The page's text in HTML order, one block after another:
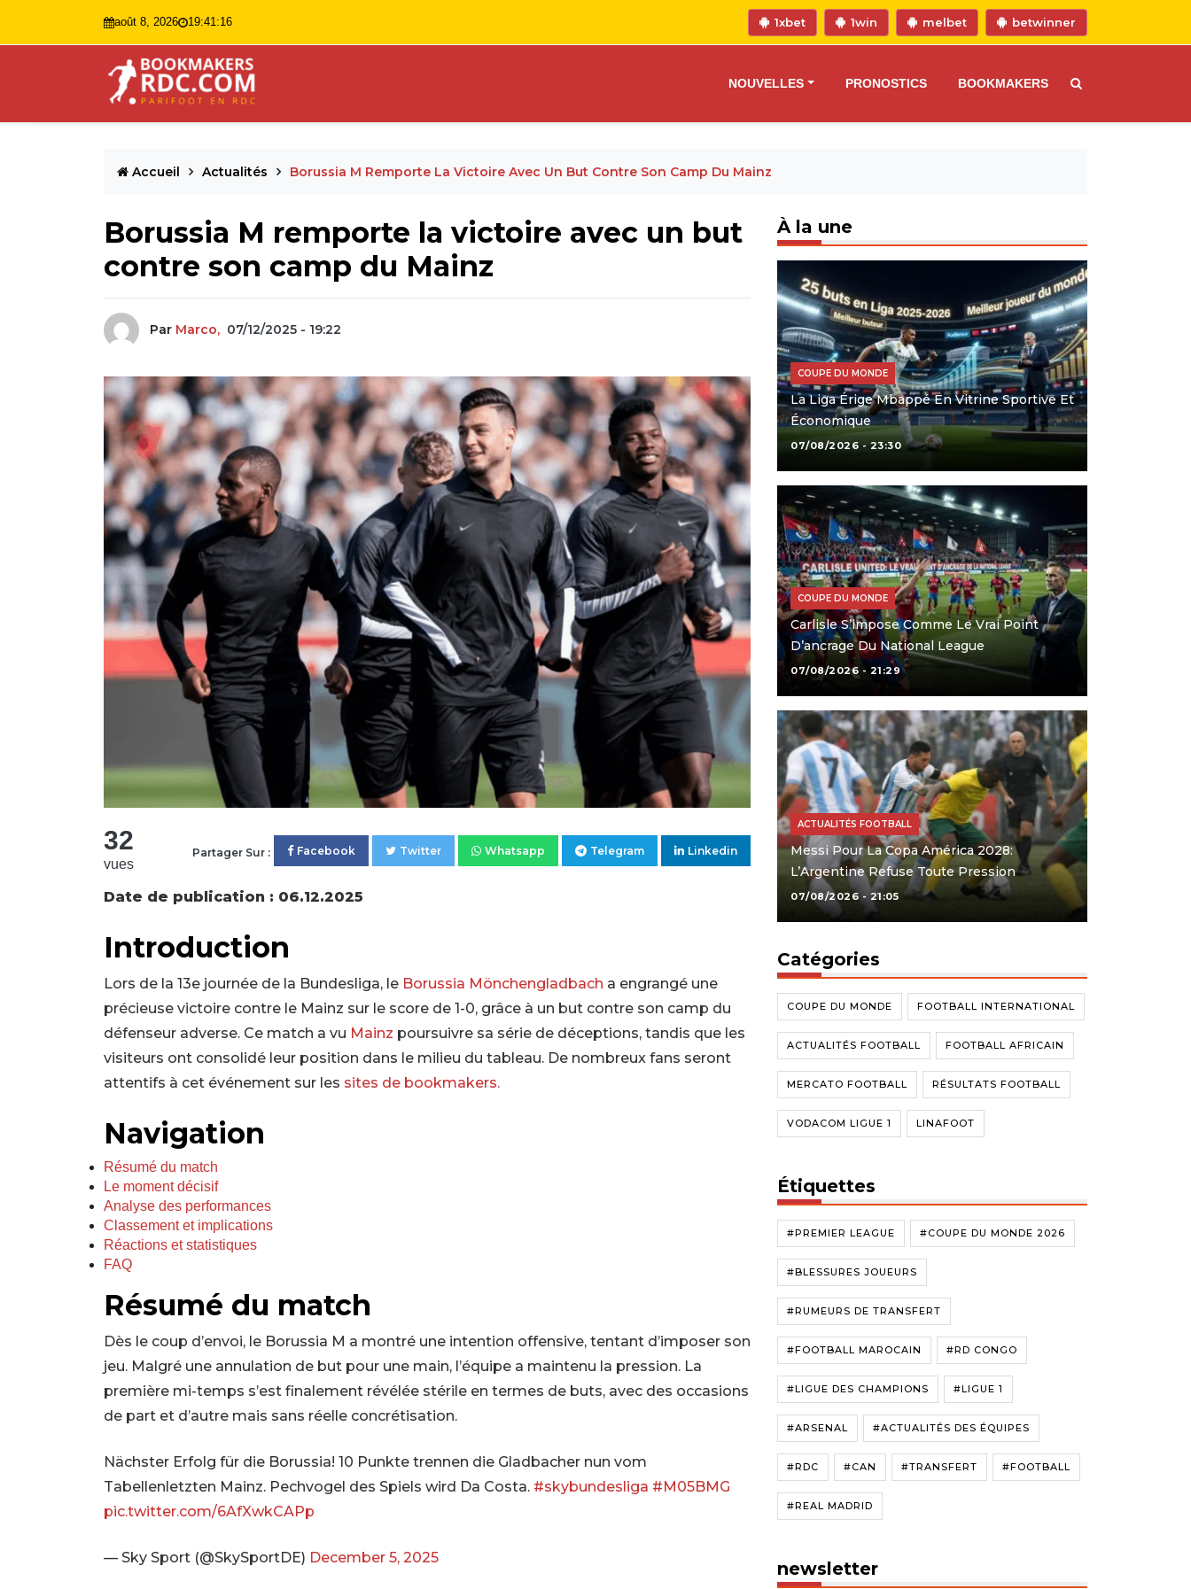
août 8, 2026 19:41:17 1xbet 1win melbet betwinner
NOUVELLES PRONOSTICS BOOKMAKERS
Accueil Actualités Borussia M Remporte La Victoire Avec Un But Contre Son Camp Du Mainz
Borussia M remporte la victoire avec un but
contre son camp du Mainz
Par Marco, 07/12/2025 - 19:22
32
vues
Partager Sur : Facebook Twitter Whatsapp Telegram Linkedin
Date de publication : 06.12.2025
Introduction
Lors de la 13e journée de la Bundesliga, le Borussia Mönchengladbach a engrangé une
précieuse victoire contre le Mainz sur le score de 1-0, grâce à un but contre son camp du
défenseur adverse. Ce match a vu Mainz poursuivre sa série de déceptions, tandis que les
visiteurs ont consolidé leur position dans le milieu du tableau. De nombreux fans seront
attentifs à cet événement sur les sites de bookmakers.
Navigation
Résumé du match
Le moment décisif
Analyse des performances
Classement et implications
Réactions et statistiques
FAQ
Résumé du match
Dès le coup d’envoi, le Borussia M a montré une intention offensive, tentant d’imposer son
jeu. Malgré une annulation de but pour une main, l’équipe a maintenu la pression. La
première mi-temps s’est finalement révélée stérile en termes de buts, avec des occasions
de part et d’autre mais sans réelle concrétisation.
Nächster Erfolg für die Borussia! 10 Punkte trennen die Gladbacher nun vom
Tabellenletzten Mainz. Pechvogel des Spiels wird Da Costa. #skybundesliga #M05BMG
pic.twitter.com/6AfXwkCAPp
— Sky Sport (@SkySportDE) December 5, 2025
À la une
COUPE DU MONDE
La Liga Érige Mbappé En Vitrine Sportive Et
Économique
07/08/2026 - 23:30
COUPE DU MONDE
Carlisle S’impose Comme Le Vrai Point
D’ancrage Du National League
07/08/2026 - 21:29
ACTUALITÉS FOOTBALL
Messi Pour La Copa América 2028:
L’Argentine Refuse Toute Pression
07/08/2026 - 21:05
Catégories
COUPE DU MONDE FOOTBALL INTERNATIONAL
ACTUALITÉS FOOTBALL FOOTBALL AFRICAIN
MERCATO FOOTBALL RÉSULTATS FOOTBALL
VODACOM LIGUE 1 LINAFOOT
Étiquettes
#PREMIER LEAGUE #COUPE DU MONDE 2026
#BLESSURES JOUEURS
#RUMEURS DE TRANSFERT
#FOOTBALL MAROCAIN #RD CONGO
#LIGUE DES CHAMPIONS #LIGUE 1
#ARSENAL #ACTUALITÉS DES ÉQUIPES
#RDC #CAN #TRANSFERT #FOOTBALL
#REAL MADRID
newsletter